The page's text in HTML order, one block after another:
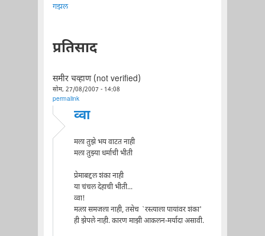
गझल
प्रतिसाद
समीर चव्हाण (not verified)
सोम, 27/08/2007 - 14:08
permalink
व्वा
मला तुझे भय वाटत नाही
मला तुझ्या धर्माची भीती
प्रेमाबद्दल शंका नाही
या चंचल देहाची भीती...
व्वा!
मत्ला समजला नाही, तसेच `रस्त्याला पायांवर शंका'
ही झेपले नाही. कारण माझी आकलन-मर्यादा असावी.